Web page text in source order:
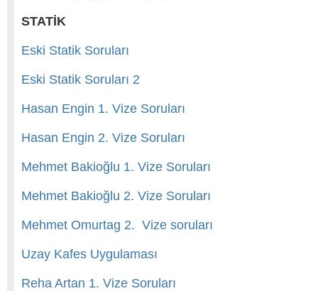
STATİK
Eski Statik Soruları
Eski Statik Soruları 2
Hasan Engin 1. Vize Soruları
Hasan Engin 2. Vize Soruları
Mehmet Bakioğlu 1. Vize Soruları
Mehmet Bakioğlu 2. Vize Soruları
Mehmet Omurtag 2. Vize soruları
Uzay Kafes Uygulaması
Reha Artan 1. Vize Soruları